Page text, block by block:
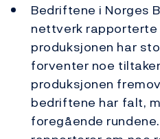
Bedriftene i Norges
nettverk
produksjonen har
forventer noe
produksjonen
bedriftene har falt,
foregående